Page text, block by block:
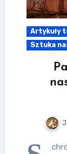
Artykuły
Sztuka